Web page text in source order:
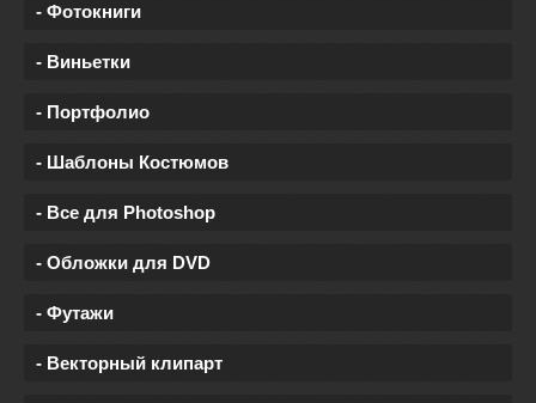
- Фотокниги
- Виньетки
- Портфолио
- Шаблоны Костюмов
- Все для Photoshop
- Обложки для DVD
- Футажи
- Векторный клипарт